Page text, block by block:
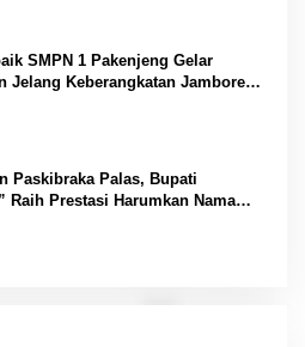
SMPN 1 Pakenjeng Gelar
Jelang Keberangkatan Jambore
Paskibraka Palas, Bupati
Raih Prestasi Harumkan Nama